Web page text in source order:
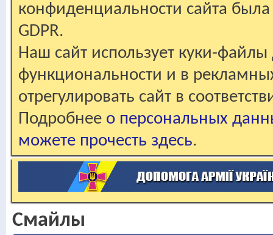
конфиденциальности сайта
GDPR.
Наш сайт использует куки-файлы
функциональности и в
отрегулировать сайт в
Подробнее о персональных
можете прочесть здесь.
Смайлы